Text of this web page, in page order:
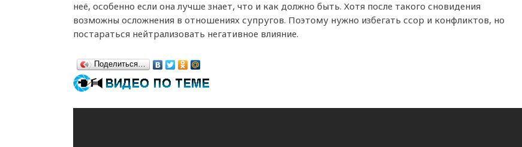
неё, особенно если она лучше знает, что и как должно быть. Хотя после такого сновидения
возможны осложнения в отношениях супругов. Поэтому нужно избегать ссор и конфликтов, но
постараться нейтрализовать негативное влияние.
Поделиться…